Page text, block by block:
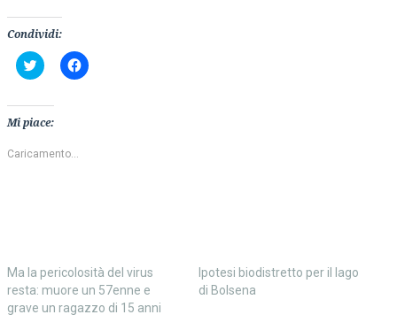
Condividi:
Fai
clic
condividere
su
Twitter
apre
Fai
clic
Mi piace:
Caricamento...
Ma la pericolosità del virus
resta: muore un 57enne e
grave un ragazzo di 15 anni
Ipotesi biodistretto per il lago
di Bolsena